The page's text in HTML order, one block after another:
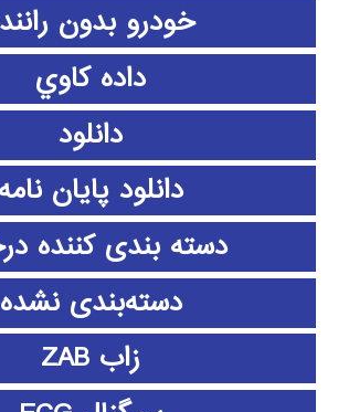
خودرو بدون
داده كاوي
دانلود
دانلود پايان نامه
دسته بندی کننده
دسته‌بندی نشده
زاب ZAB